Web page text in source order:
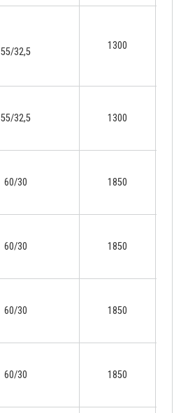
55/32,5
1300
55/32,5 1300
60/30 1850
60/30 1850
60/30 1850
60/30 1850